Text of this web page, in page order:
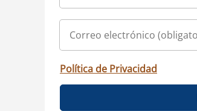
Política de Privacidad